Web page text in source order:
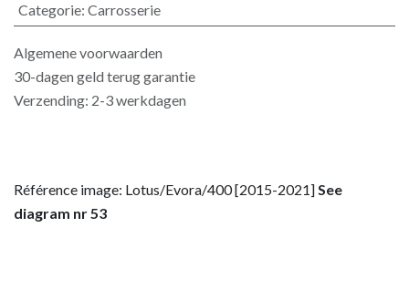
Categorie: Carrosserie
Algemene voorwaarden
30-dagen geld terug garantie
Verzending: 2-3 werkdagen
Référence image: Lotus/Evora/400 [2015-2021]See
diagram nr 53